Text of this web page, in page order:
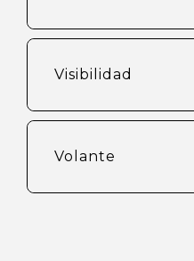
Visibilidad
Volante